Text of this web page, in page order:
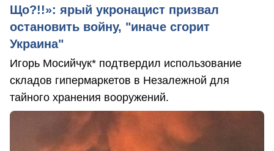
Що?!!»: ярый укронацист призвал
остановить войну, "иначе сгорит
Украина"
Игорь Мосийчук* подтвердил использование
складов гипермаркетов в Незалежной для
тайного хранения вооружений.